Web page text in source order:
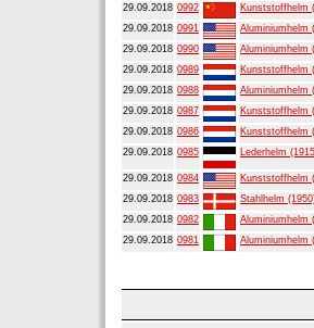
29.09.2018 0992
Kunststoffhelm
29.09.2018 0991
Aluminiumhelm
29.09.2018 0990
Aluminiumhelm
29.09.2018 0989
Kunststoffhelm
29.09.2018 0988
Aluminiumhelm
29.09.2018 0987
Kunststoffhelm
29.09.2018 0986
Kunststoffhelm
29.09.2018 0985 Lederhelm
29.09.2018 0984
Kunststoffhelm
29.09.2018 0983
Stahlhelm
29.09.2018 0982
Aluminiumhelm
29.09.2018 0981 Aluminiumhelm